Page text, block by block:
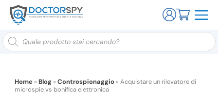
Ricerca
prodotti
Home » Blog » Controspionaggio » Acquistare un rilevatore di
microspie vs bonifica elettronica